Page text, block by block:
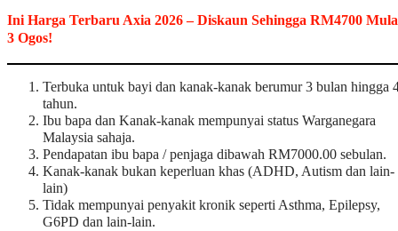
Ini Harga Terbaru Axia 2026 – Diskaun Sehingga RM4700
3 Ogos!
Terbuka untuk bayi dan kanak-kanak berumur 3 bulan hingga
tahun.
Ibu bapa dan Kanak-kanak mempunyai status Warganegara
Malaysia sahaja.
Pendapatan ibu bapa / penjaga dibawah RM7000.00 sebulan.
Kanak-kanak bukan keperluan khas (ADHD, Autism dan lain-
lain)
Tidak mempunyai penyakit kronik seperti Asthma, Epilepsy,
G6PD dan lain-lain.